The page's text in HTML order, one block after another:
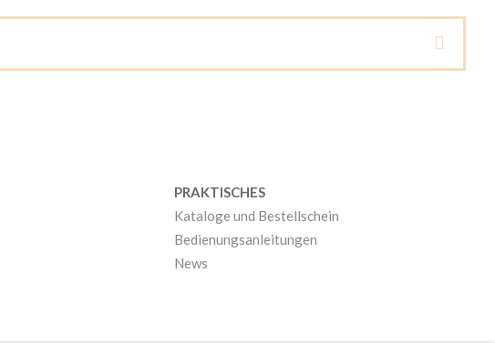
PRAKTISCHES
Kataloge und Bestellschein
Bedienungsanleitungen
News